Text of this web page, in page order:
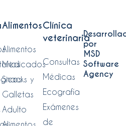
Alimentos
Alimentos
Medicados
Snacks y
Galletas
Adulto
Alimentos
Clínica
veterinaria
Consultas
Médicas
Ecografía
Exámenes
de
por
MSD
Software
Agency